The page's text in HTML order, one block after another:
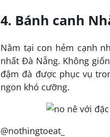
4. Bánh canh
Nằm tại con hẻm cạnh
nhất Đà Nẵng. Không
đậm đà được phục vụ
ngon khó cưỡng.
@nothingtoeat_